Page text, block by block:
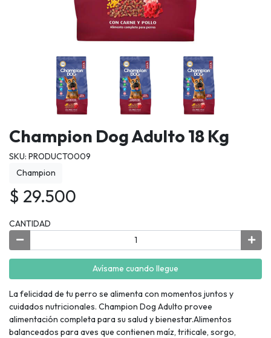
Champion Dog Adulto 18 Kg
SKU: PRODUCTO009
Champion
$ 29.500
CANTIDAD
Avísame cuando llegue
La felicidad de tu perro se alimenta con momentos juntos y
cuidados nutricionales. Champion Dog Adulto provee
alimentación completa para su salud y bienestar.Alimentos
balanceados para aves que contienen maíz, triticale, sorgo,